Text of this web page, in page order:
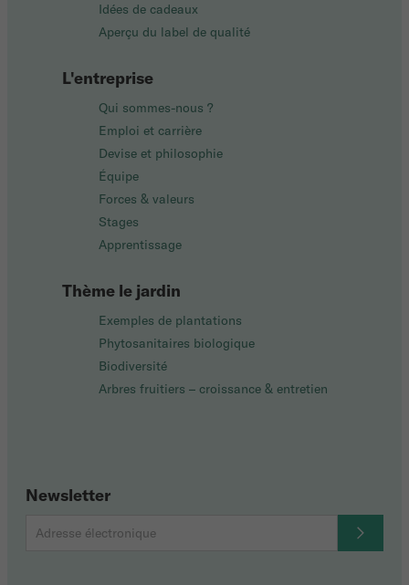
Idées de cadeaux
Aperçu du label de qualité
L'entreprise
Qui sommes-nous ?
Emploi et carrière
Devise et philosophie
Équipe
Forces & valeurs
Stages
Apprentissage
Thème le jardin
Exemples de plantations
Phytosanitaires biologique
Biodiversité
Arbres fruitiers – croissance & entretien
Newsletter